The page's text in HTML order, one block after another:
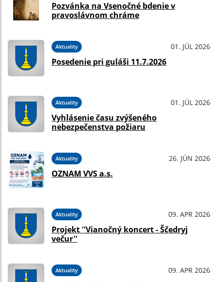
Pozvánka na Vsenočné bdenie v
pravoslávnom chráme
Aktuality 01. JÚL 2026
Posedenie pri guláši 11.7.2026
Aktuality 01. JÚL 2026
Vyhlásenie času zvýšeného
nebezpečenstva požiaru
Aktuality 26. JÚN 2026
OZNAM VVS a.s.
Aktuality 09. APR 2026
Projekt ''Vianočný koncert - Ščedryj
večur''
Aktuality 09. APR 2026